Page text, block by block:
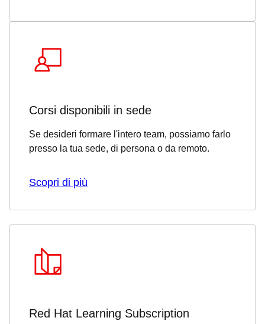
Corsi disponibili in sede
Se desideri formare l'intero team, possiamo farlo
presso la tua sede, di persona o da remoto.
Scopri di più
Red Hat Learning Subscription